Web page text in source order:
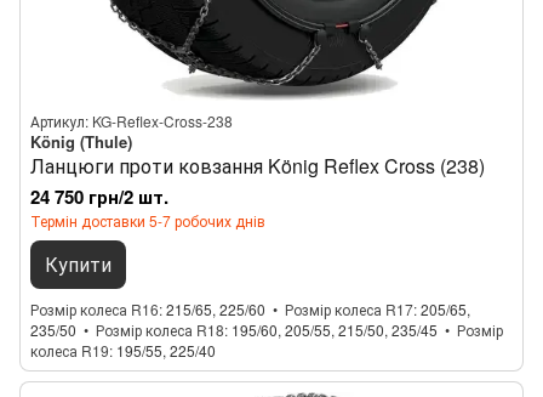
Артикул: KG-Reflex-Cross-238
König (Thule)
Ланцюги проти ковзання König Reflex Cross (238)
24 750 грн/2 шт.
Термін доставки 5-7 робочих днів
Купити
Розмір колеса R16 215/65, 225/60 Розмір колеса R17 205/65,
235/50
Розмір колеса R18 195/60, 205/55, 215/50, 235/45
Розмір
колеса R19 195/55, 225/40